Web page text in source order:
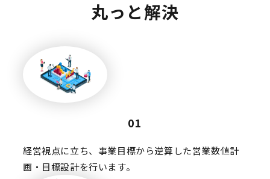
丸っと解決
01
経営視点に立ち、事業目標から逆算した営業数値計
画・目標設計を行います。